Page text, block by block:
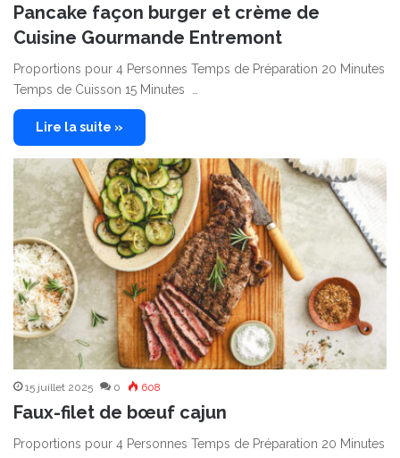
Pancake façon burger et crème de
Cuisine Gourmande Entremont
Proportions pour 4 Personnes Temps de Préparation 20 Minutes
Temps de Cuisson 15 Minutes …
Lire la suite »
15 juillet 2025 0 608
Faux-filet de bœuf cajun
Proportions pour 4 Personnes Temps de Préparation 20 Minutes